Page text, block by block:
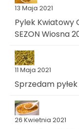
13 Maja 2021
Pylek Kwiatowy
SEZON Wiosna
11 Maja 2021
Sprzedam
26 Kwietnia 2021